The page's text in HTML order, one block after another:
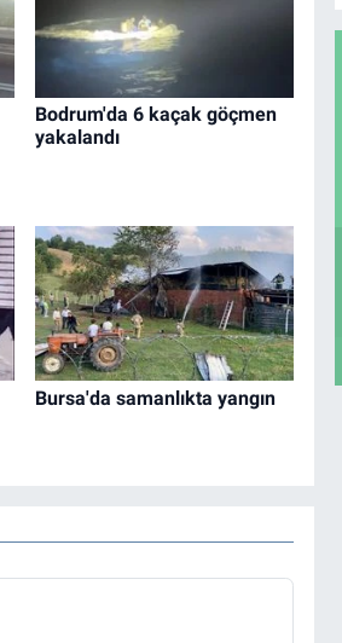
Bodrum'da 6 kaçak göçmen
yakalandı
Bursa'da samanlıkta yangın